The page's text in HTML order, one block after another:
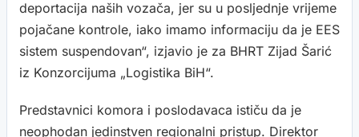
deportacija naših vozača, jer su u posljednje vrijeme
pojačane kontrole, iako imamo informaciju da je EES
sistem suspendovan“, izjavio je za BHRT Zijad Šarić
iz Konzorcijuma „Logistika BiH“.
Predstavnici komora i poslodavaca ističu da je
neophodan jedinstven regionalni pristup. Direktor